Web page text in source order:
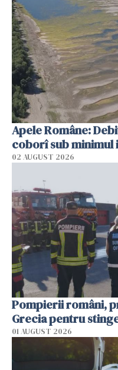
Apele Române:
coborî sub minimul
02 AUGUST 2026
Pompierii români,
Grecia pentru
01 AUGUST 2026